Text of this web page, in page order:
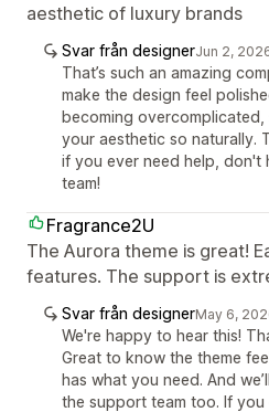
aesthetic of luxury brands
Svar från designerJun 2,
That’s such an amazing
make the design feel
becoming overcomplicated,
your aesthetic so naturally.
if you ever need help,
team!
Fragrance2U
The Aurora theme is great!
features. The support is
Svar från designerMay 6,
We're happy to hear this!
Great to know the theme
has what you need. And
the support team too. If you